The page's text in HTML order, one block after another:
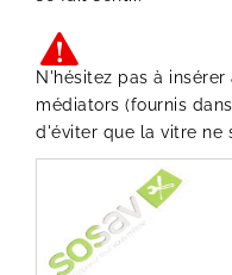
N'hésitez pas à
médiators (fournis
d'éviter que la vitre ne